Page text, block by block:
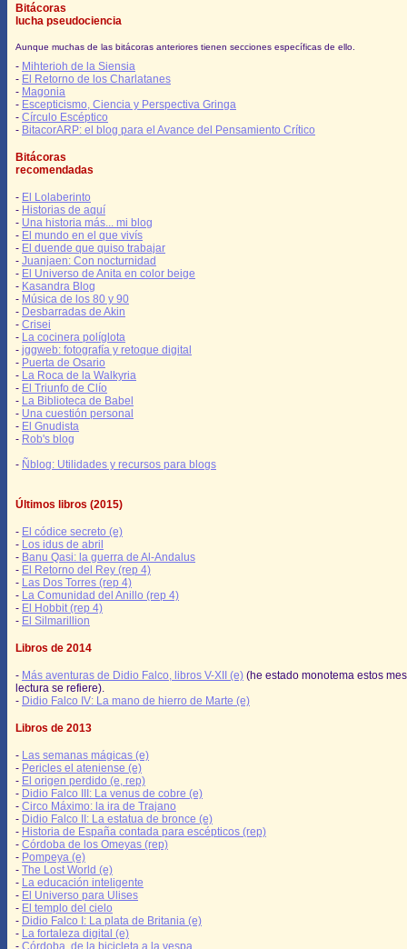
Bitácoras
lucha pseudociencia
Aunque muchas de las bitácoras anteriores tienen secciones específicas de ello.
- Mihterioh de la Siensia
- El Retorno de los Charlatanes
- Magonia
- Escepticismo, Ciencia y Perspectiva Gringa
- Círculo Escéptico
- BitacorARP: el blog para el Avance del Pensamiento Crítico
Bitácoras
recomendadas
- El Lolaberinto
- Historias de aquí
- Una historia más... mi blog
- El mundo en el que vivís
- El duende que quiso trabajar
- Juanjaen: Con nocturnidad
- El Universo de Anita en color beige
- Kasandra Blog
- Música de los 80 y 90
- Desbarradas de Akin
- Crisei
- La cocinera políglota
- jggweb: fotografía y retoque digital
- Puerta de Osario
- La Roca de la Walkyria
- El Triunfo de Clío
- La Biblioteca de Babel
- Una cuestión personal
- El Gnudista
- Rob's blog
- Ñblog: Utilidades y recursos para blogs
Últimos libros (2015)
- El códice secreto (e)
- Los idus de abril
- Banu Qasi: la guerra de Al-Andalus
- El Retorno del Rey (rep 4)
- Las Dos Torres (rep 4)
- La Comunidad del Anillo (rep 4)
- El Hobbit (rep 4)
- El Silmarillion
Libros de 2014
- Más aventuras de Didio Falco, libros V-XII (e) (he estado monotema estos
lectura se refiere).
- Didio Falco IV: La mano de hierro de Marte (e)
Libros de 2013
- Las semanas mágicas (e)
- Pericles el ateniense (e)
- El origen perdido (e, rep)
- Didio Falco III: La venus de cobre (e)
- Circo Máximo: la ira de Trajano
- Didio Falco II: La estatua de bronce (e)
- Historia de España contada para escépticos (rep)
- Córdoba de los Omeyas (rep)
- Pompeya (e)
- The Lost World (e)
- La educación inteligente
- El Universo para Ulises
- El templo del cielo
- Didio Falco I: La plata de Britania (e)
- La fortaleza digital (e)
- Córdoba, de la bicicleta a la vespa